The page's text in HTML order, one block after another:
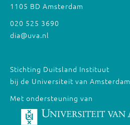
1105 BD Amsterdam
020 525 3690
dia@uva.nl
Stichting Duitsland Instituut
bij de Universiteit van Amsterdam
Met ondersteuning van